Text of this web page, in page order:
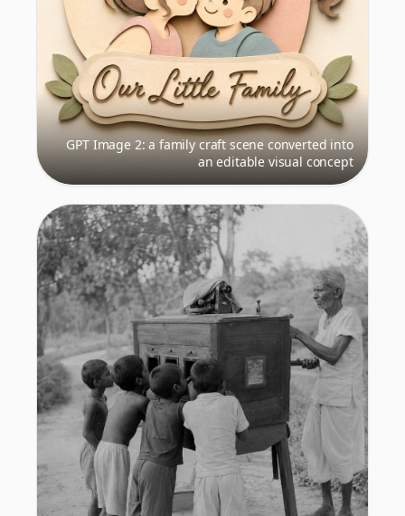
GPT Image 2: a family craft scene converted into
an editable visual concept